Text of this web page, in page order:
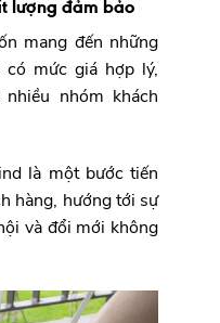
lượng đảm bảo
mang đến những
có mức giá hợp lý,
nhóm khách
là một bước tiến
hàng, hướng tới sự
và đổi mới không